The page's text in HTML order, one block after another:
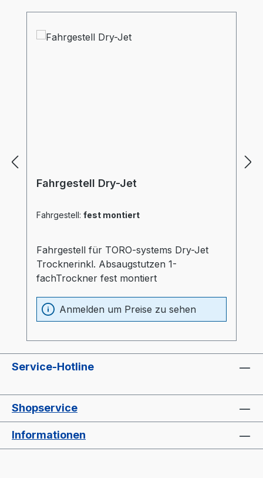
Fahrgestell Dry-Jet
Fahrgestell: fest montiert
Fahrgestell für TORO-systems Dry-Jet
Trocknerinkl. Absaugstutzen 1-
fachTrockner fest montiert
Anmelden um Preise zu sehen
Service-Hotline
Shopservice
Informationen